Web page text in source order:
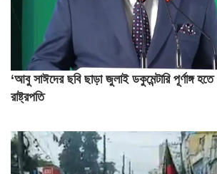
‘আবু সাঈদের ছবি ছাড়া জুলাই ডকুমেন্টারি পূর্ণাঙ্গ
রাষ্ট্রপতি